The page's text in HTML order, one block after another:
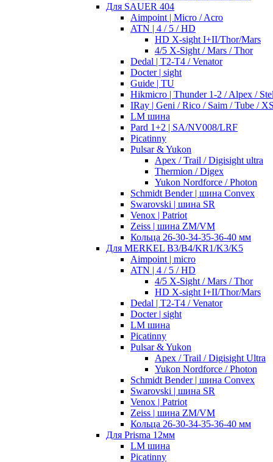
Для SAUER 404
Aimpoint | Micro / Acro
ATN | 4 / 5 / HD
HD X-sight I+II/Thor/Mars
4/5 X-Sight / Mars / Thor
Dedal | T2-T4 / Venator
Docter | sight
Guide | TU
Hikmicro | Thunder 1-2 / Alpex /
IRay | Geni / Rico / Saim / Tube /
LM шина
Pard 1+2 | SA/NV008/LRF
Picatinny
Pulsar & Yukon
Apex / Trail / Digisight ultra
Thermion / Digex
Yukon Nordforce / Photon
Schmidt Bender | шина Convex
Swarovski | шина SR
Venox | Patriot
Zeiss | шина ZM/VM
Кольца 26-30-34-35-36-40 мм
Для MERKEL B3/B4/KR1/K3/K5
Aimpoint | micro
ATN | 4 / 5 / HD
4/5 X-Sight / Mars / Thor
HD X-sight I+II/Thor/Mars
Dedal | T2-T4 / Venator
Docter | sight
LM шина
Picatinny
Pulsar & Yukon
Apex / Trail / Digisight Ultra
Yukon Nordforce / Photon
Schmidt Bender | шина Convex
Swarovski | шина SR
Venox | Patriot
Zeiss | шина ZM/VM
Кольца 26-30-34-35-36-40 мм
Для Prisma 12мм
LM шина
Picatinny